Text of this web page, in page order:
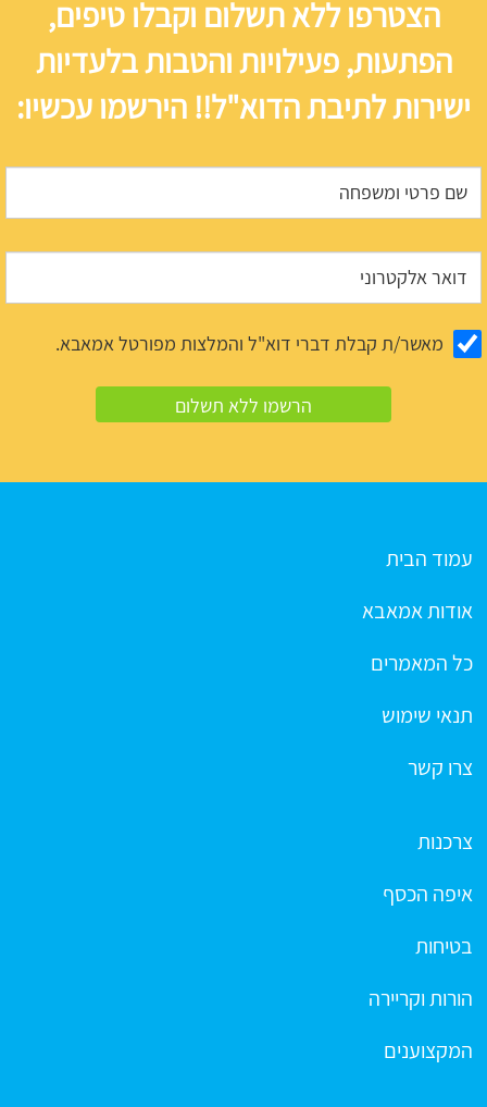
הצטרפו ללא תשלום וקבלו טיפים,
הפתעות, פעילויות והטבות בלעדיות
ישירות לתיבת הדוא"ל!! הירשמו עכשיו:
מאשר/ת קבלת דברי דוא"ל והמלצות מפורטל אמאבא.
עמוד הבית
אודות אמאבא
כל המאמרים
תנאי שימוש
צרו קשר
צרכנות
איפה הכסף
בטיחות
הורות וקריירה
המקצוענים